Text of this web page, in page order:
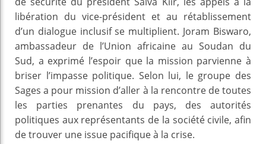
libération du vice-président et au rétablissement
d’un dialogue inclusif se multiplient. Joram Biswaro,
ambassadeur de l’Union africaine au Soudan du
Sud, a exprimé l’espoir que la mission parvienne à
briser l’impasse politique. Selon lui, le groupe des
Sages a pour mission d’aller à la rencontre de toutes
les parties prenantes du pays, des autorités
politiques aux représentants de la société civile, afin
de trouver une issue pacifique à la crise.